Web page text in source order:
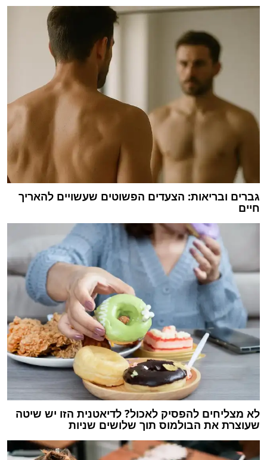
גברים ובריאות: הצעדים הפשוטים שעשויים להאריך
חיים
לא מצליחים להפסיק לאכול? לדיאטנית הזו יש שיטה
שעוצרת את הבולמוס תוך שלושים שניות